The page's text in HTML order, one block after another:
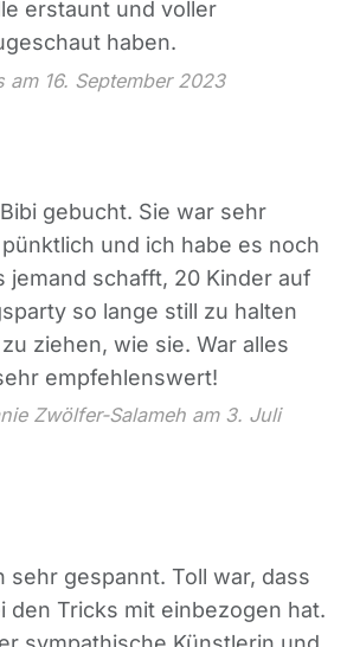
erstaunt und voller
haben.
am 16. September 2023
gebucht. Sie war sehr
und ich habe es noch
jemand schafft, 20 Kinder auf
so lange still zu halten
ziehen, wie sie. War alles
empfehlenswert!
Zwölfer-Salameh am 3. Juli
sehr gespannt. Toll war, dass
den Tricks mit einbezogen hat.